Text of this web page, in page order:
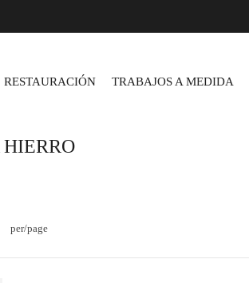
RESTAURACIÓN TRABAJOS A MEDIDA
HIERRO
per/page